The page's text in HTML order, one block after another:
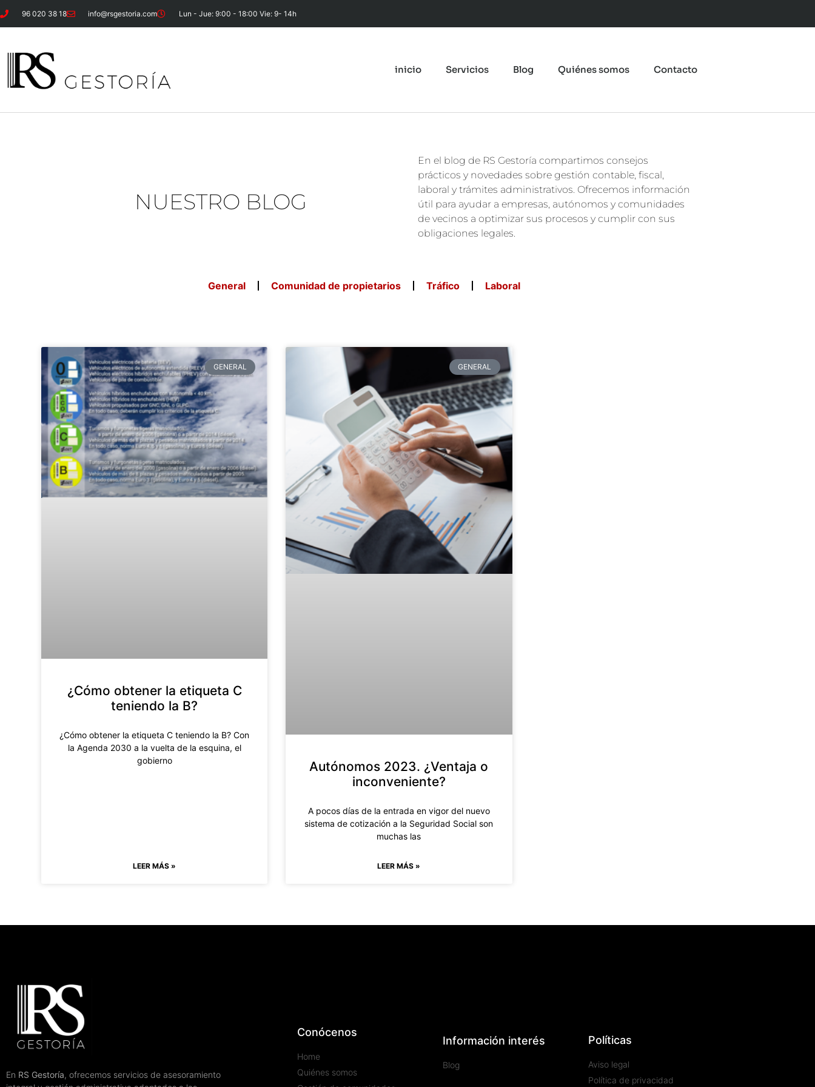
96 020 38 18 info@rsgestoria.com Lun - Jue: 9:00 - 18:00 Vie: 9- 14h
inicio Servicios Blog Quiénes somos Contacto
NUESTRO BLOG
En el blog de RS Gestoría compartimos consejos
prácticos y novedades sobre gestión contable, fiscal,
laboral y trámites administrativos. Ofrecemos información
útil para ayudar a empresas, autónomos y comunidades
de vecinos a optimizar sus procesos y cumplir con sus
obligaciones legales.
General Comunidad de propietarios Tráfico Laboral
GENERAL
¿Cómo obtener la etiqueta C
teniendo la B?
¿Cómo obtener la etiqueta C teniendo la B? Con
la Agenda 2030 a la vuelta de la esquina, el
gobierno
LEER MÁS »
GENERAL
Autónomos 2023. ¿Ventaja o
inconveniente?
A pocos días de la entrada en vigor del nuevo
sistema de cotización a la Seguridad Social son
muchas las
LEER MÁS »
En RS Gestoría, ofrecemos servicios de asesoramiento
Conócenos
Home
Quiénes somos
Información interés
Blog
Políticas
Aviso legal
Política de privacidad